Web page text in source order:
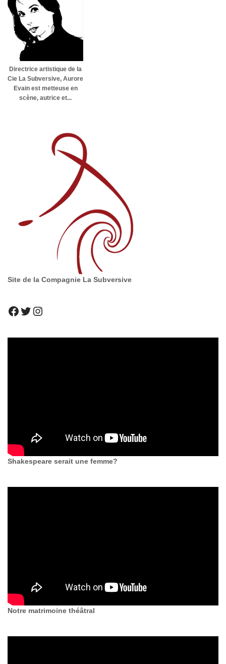
Directrice artistique de la
Cie La Subversive, Aurore
Evain est metteuse en
scène, autrice et...
Site de la Compagnie La Subversive
Shakespeare serait une femme?
Notre matrimoine théâtral